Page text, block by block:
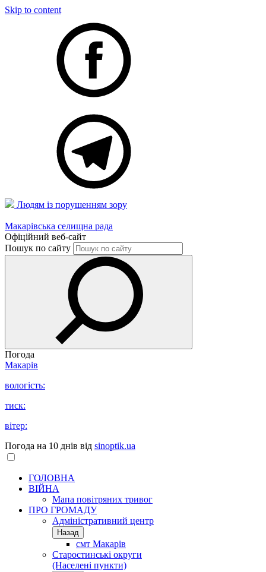
Skip to content
Людям із порушенням зору
Макарівська селищна рада
Офіційний веб-сайт
Пошук по сайту
Погода
Макарів
вологість:
тиск:
вітер:
Погода на 10 днів від sinoptik.ua
ГОЛОВНА
ВІЙНА
Мапа повітряних тривог
ПРО ГРОМАДУ
Aдміністративний центр
Назад
смт Макарів
Старостинські округи
(Населені пункти)